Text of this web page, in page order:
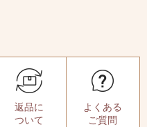
返品に
ついて
よくある
ご質問